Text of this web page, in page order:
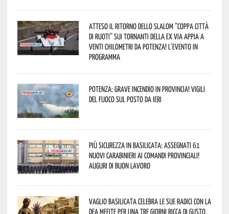
Atteso il ritorno dello slalom “Coppa Città
di Ruoti” sui tornanti della ex via Appia a
venti chilometri da Potenza! L’evento in
programma
Potenza: grave incendio in Provincia! Vigili
del fuoco sul posto da ieri
Più sicurezza in Basilicata: assegnati 61
nuovi Carabinieri ai Comandi provinciali!
Auguri di buon lavoro
Vaglio Basilicata celebra le sue radici con la
Dea Mefite per una tre giorni ricca di gusto,